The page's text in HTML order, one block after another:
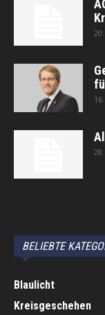
BELIEBTE
Blaulicht
Kreisgeschehen